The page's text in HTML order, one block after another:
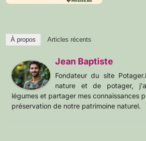
À propos Articles récents
Jean Baptiste
Fondateur du site
nature et de potager,
légumes et partager mes connaissances
préservation de notre patrimoine naturel.